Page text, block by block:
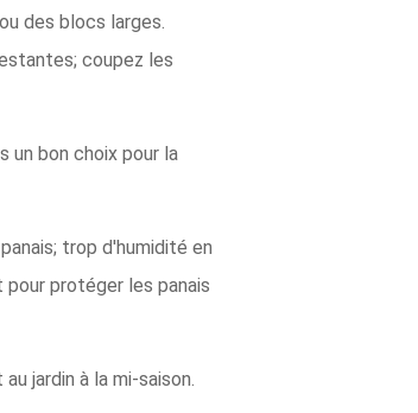
des blocs larges.
coupez les
un bon choix pour la
trop d'humidité en
pour protéger les panais
jardin à la mi-saison.